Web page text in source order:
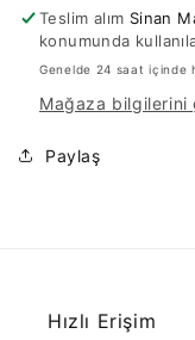
için
adedi
azaltın
için
Teslim alım Sinan
konumunda
Genelde 24 saat içinde
Mağaza bilgilerini
Paylaş
Hızlı Erişim